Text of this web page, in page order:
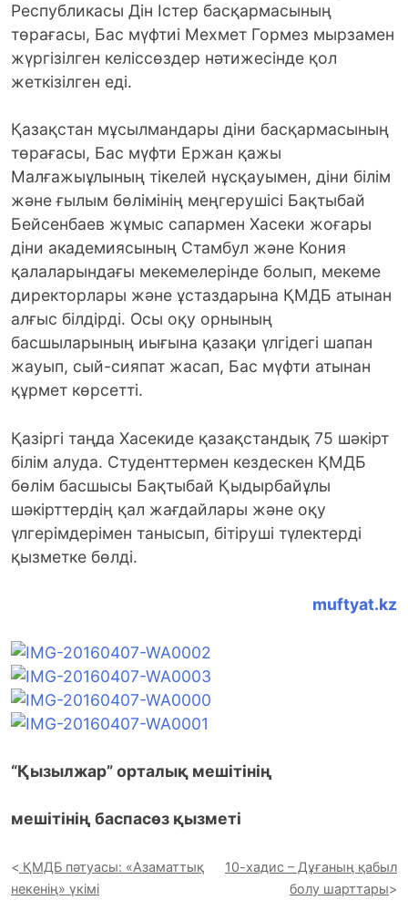
Республикасы Дін Істер басқармасының
төрағасы, Бас мүфтиі Мехмет Гормез мырзамен
жүргізілген келіссөздер нәтижесінде қол
жеткізілген еді.
Қазақстан мұсылмандары діни басқармасының
төрағасы, Бас мүфти Ержан қажы
Малғажыұлының тікелей нұсқауымен, діни білім
және ғылым бөлімінің меңгерушісі Бақтыбай
Бейсенбаев жұмыс сапармен Хасеки жоғары
діни академиясының Стамбул және Кония
қалаларындағы мекемелерінде болып, мекеме
директорлары және ұстаздарына ҚМДБ атынан
алғыс білдірді. Осы оқу орнының
басшыларының иығына қазақи үлгідегі шапан
жауып, сый-сияпат жасап, Бас мүфти атынан
құрмет көрсетті.
Қазіргі таңда Хасекиде қазақстандық 75 шәкірт
білім алуда. Студенттермен кездескен ҚМДБ
бөлім басшысы Бақтыбай Қыдырбайұлы
шәкірттердің қал жағдайлары және оқу
үлгерімдерімен танысып, бітіруші түлектерді
қызметке бөлді.
muftyat.kz
“Қызылжар” орталық мешітінің
мешітінің баспасөз қызметі
ҚМДБ пәтуасы: «Азаматтық
некенің» үкімі
10-хадис – Дұғаның қабыл
болу шарттары